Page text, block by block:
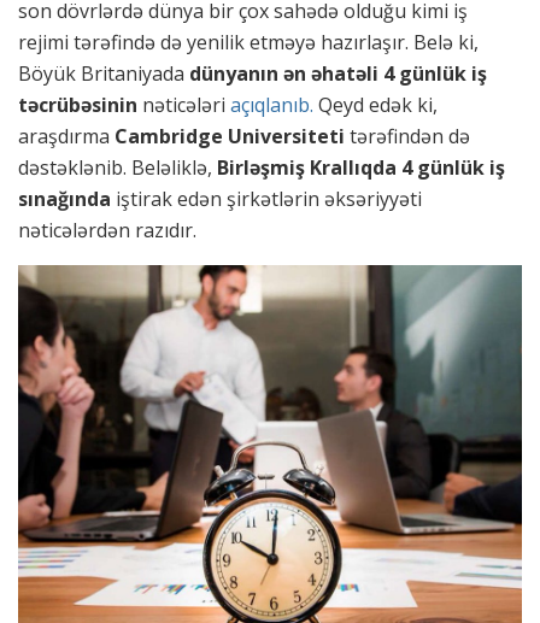
son dövrlərdə dünya bir çox sahədə olduğu kimi iş
rejimi tərəfində də yenilik etməyə hazırlaşır. Belə ki,
Böyük Britaniyada dünyanın ən əhatəli 4 günlük iş
təcrübəsinin nəticələri açıqlanıb. Qeyd edək ki,
araşdırma Cambridge Universiteti tərəfindən də
dəstəklənib. Beləliklə, Birləşmiş Krallıqda 4 günlük iş
sınağında iştirak edən şirkətlərin əksəriyyəti
nəticələrdən razıdır.